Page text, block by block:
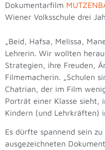
Dokumentarfilm
Wiener Volksschule drei
„Beid, Hafsa, Melissa,
Lehrerin. Wir wollten
Strategien, ihre Freuden,
Filmemacherin. „Schulen
Chatrian, der im Film
Porträt einer Klasse sieht,
Kindern (und Lehrkräften)
Es dürfte spannend sein
ausgezeichneten